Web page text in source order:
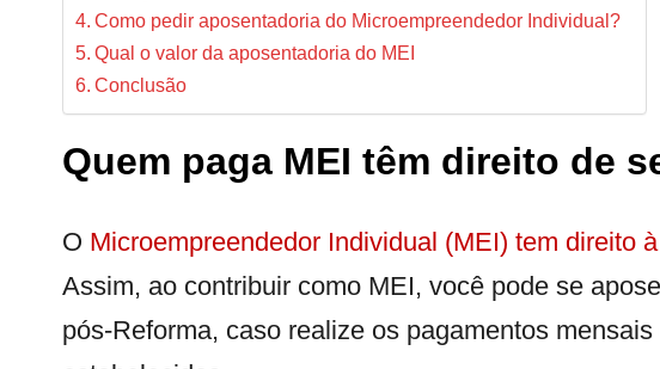
Como pedir aposentadoria do Microempreendedor Individual?
Qual o valor da aposentadoria do MEI
Conclusão
Quem paga MEI têm direito de
O Microempreendedor Individual (MEI) tem direito
Assim, ao contribuir como MEI, você pode se
pós-Reforma, caso realize os pagamentos